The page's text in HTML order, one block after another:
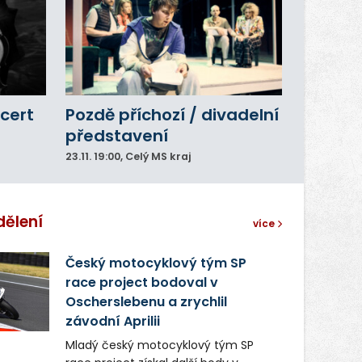
Pozdě příchozí / divadelní
představení
23.11. 19:00, Celý MS kraj
více
Český motocyklový tým SP
race project bodoval v
Oscherslebenu a zrychlil
závodní Aprilii
Mladý český motocyklový tým SP